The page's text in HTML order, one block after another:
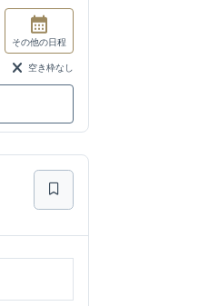
その他の日程
空き枠なし